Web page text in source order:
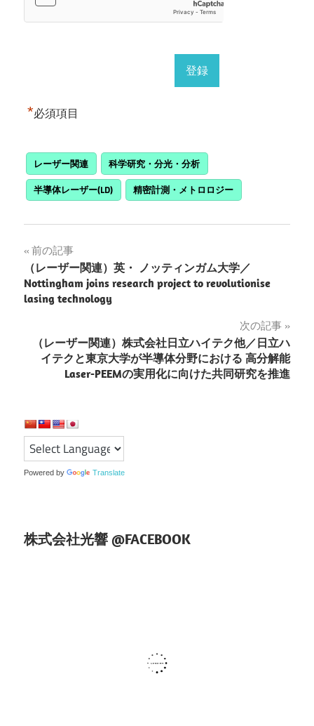
*必須項目
レーザー関連
科学研究・分光・分析
半導体レーザー(LD)
精密計測・メトロロジー
投
稿
ナ
ビ
ゲ
シ
ョ
ン
前の記事
（レーザー関連）英・ ノッティンガム大学／
Nottingham joins research project to revolutionise
lasing technology
次の記事
（レーザー関連）株式会社日立ハイテク他／日立ハ
イテクと東京大学が半導体分野における 高分解能
Laser-PEEMの実用化に向けた共同研究を推進
Powered by Translate
株式会社光響 @FACEBOOK